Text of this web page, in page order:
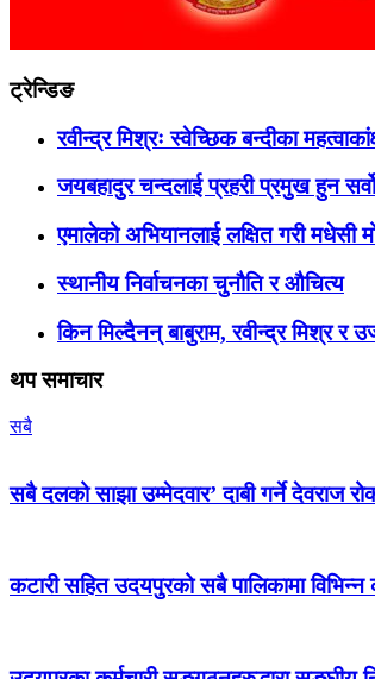
ट्रेन्डिङ
रवीन्द्र मिश्रः स्वेच्छिक बन्दीका
जयबहादुर चन्दलाई प्रहरी प्रमुख हुन
एमालेको अभियानलाई लक्षित गरी मधेसी
स्थानीय निर्वाचनका चुनौति र औचित्य
किन मिल्दैनन् बाबुराम, रवीन्द्र मिश्र र
थप समाचार
सबै
सबै दलको साझा उम्मेदवार’ दाबी गर्ने
कटारी सहित उदयपुरको सबै पालिकामा